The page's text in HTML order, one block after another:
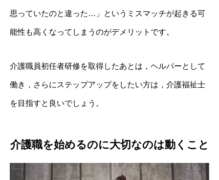
思っていたのと違った…」というミスマッチが起きる可
能性も高くなってしまうのがデメリットです。
介護職員初任者研修を取得したあとは，ヘルパーとして
働き，さらにステップアップをしたい方は，介護福祉士
を目指すと良いでしょう。
介護職を始めるのに大切なのは動くこと